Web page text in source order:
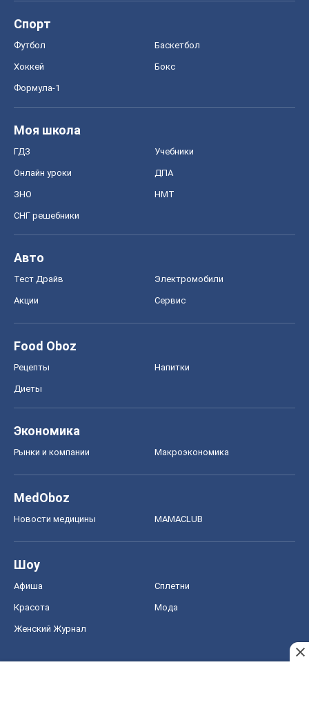
Спорт
Футбол Баскетбол
Хоккей Бокс
Формула-1
Моя школа
ГДЗ Учебники
Онлайн уроки ДПА
ЗНО НМТ
СНГ решебники
Авто
Тест Драйв Электромобили
Акции Сервис
Food Oboz
Рецепты Напитки
Диеты
Экономика
Рынки и компании Mакроэкономика
MedOboz
Новости медицины MAMACLUB
Шоу
Афиша Сплетни
Красота Мода
Женский Журнал